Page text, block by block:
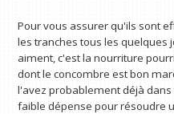
Pour vous assurer qu'ils sont
les tranches tous les quelques
aiment, c'est la nourriture
dont le concombre est bon
l'avez probablement déjà
faible dépense pour résoudre